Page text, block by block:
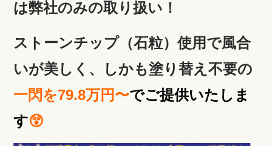
は弊社のみの取り扱い！
ストーンチップ（石粒）使用で風合
いが美しく、しかも塗り替え不要の
一閃を79.8万円〜でご提供いたしま
す😲